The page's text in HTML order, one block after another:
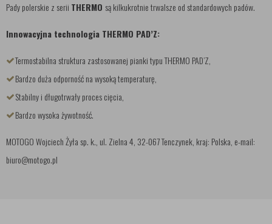
Pady polerskie z serii THERMO są kilkukrotnie trwalsze od standardowych padów.
Innowacyjna technologia THERMO PAD’Z:
Termostabilna struktura zastosowanej pianki typu THERMO PAD’Z,
Bardzo duża odporność na wysoką temperaturę,
Stabilny i długotrwały proces cięcia,
Bardzo wysoka żywotność.
MOTOGO Wojciech Żyła sp. k., ul. Zielna 4, 32-067 Tenczynek, kraj: Polska, e-mail:
biuro@motogo.pl